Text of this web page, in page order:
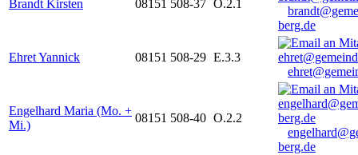
Brandt Kirsten 08151 508-37 O.2.1
berg.de
Ehret Yannick 08151 508-29 E.3.3
Engelhard Maria (Mo. +
Mi.)
08151 508-40 O.2.2
berg.de